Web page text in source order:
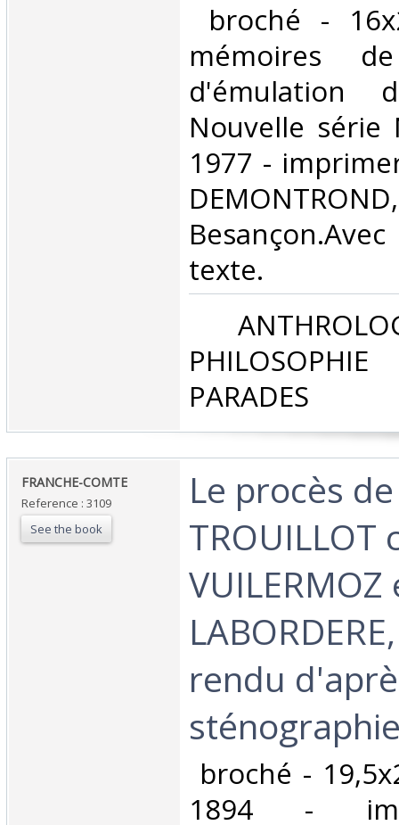
broché -
mémoires
d'émulation
Nouvelle série
1977 -
DEMONTROND,
texte.‎
PHILOSOPHIE
PARADES‎
‎FRANCHE-COMTE‎
Reference : 3109
See the book
‎Le procès
VUILERMOZ
rendu
broché -
1894 -